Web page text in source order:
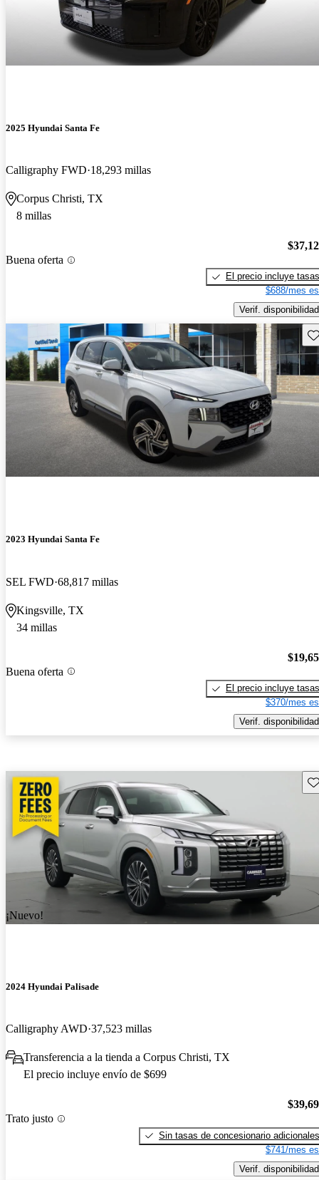
2025 Hyundai Santa Fe
Calligraphy FWD 18,293 millas
Corpus Christi, TX
8 millas
Buena oferta
El precio incluye tasas
$688/mes
Verif. disponibilidad
2023 Hyundai Santa Fe
SEL FWD 68,817 millas
Kingsville, TX
34 millas
Buena oferta
El precio incluye tasas
$370/mes
Verif. disponibilidad
¡Nuevo!
2024 Hyundai Palisade
Calligraphy AWD 37,523 millas
Transferencia a la tienda a Corpus Christi, TX
El precio incluye envío de $699
Trato justo
Sin tasas de concesionario adicionales
$741/mes
Verif. disponibilidad